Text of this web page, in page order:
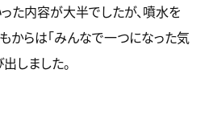
った内容が大半でしたが、噴水を
からは「みんなで一つになった気
しました。